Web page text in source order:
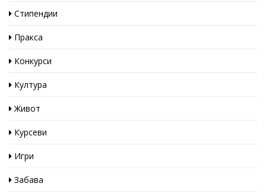
Стипендии
Пракса
Конкурси
Култура
Живот
Курсеви
Игри
Забава